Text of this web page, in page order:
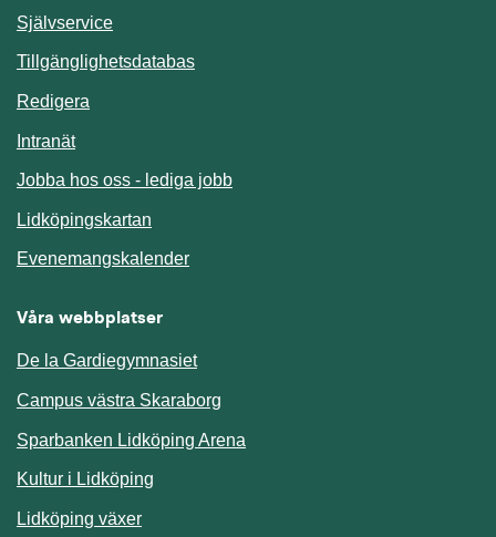
SjälvserviceLänk till annan webbplats.
TillgänglighetsdatabasLänk till annan webbplats.
Redigera
IntranätLänk till annan webbplats.
Jobba hos oss - lediga jobb
Lidköpingskartan
EvenemangskalenderLänk till annan webbplats.
Våra webbplatser
De la Gardiegymnasiet
Campus västra Skaraborg
Sparbanken Lidköping Arena
Kultur i Lidköping
Lidköping växer